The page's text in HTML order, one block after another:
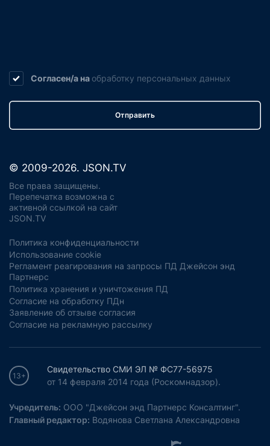
Согласен/а на обработку персональных данных
Отправить
© 2009-2026. JSON.TV
Все права защищены.
Перепечатка возможна с
активной ссылкой на сайт
JSON.TV
Политика конфиденциальности
Использование cookie
Регламент реагирования на запросы ПД Джейсон энд
Партнерс
Политика хранения и уничтожения ПД
Согласие на обработку ПДн
Заявление об отзыве согласия
Согласие на рекламную рассылку
13+
Свидетельство СМИ ЭЛ № ФС77-56975
от 14 февраля 2014 года (Роскомнадзор).
Учредитель: ООО "Джейсон энд Партнерс Консалтинг".
Главный редактор: Водянова Светлана Александровна